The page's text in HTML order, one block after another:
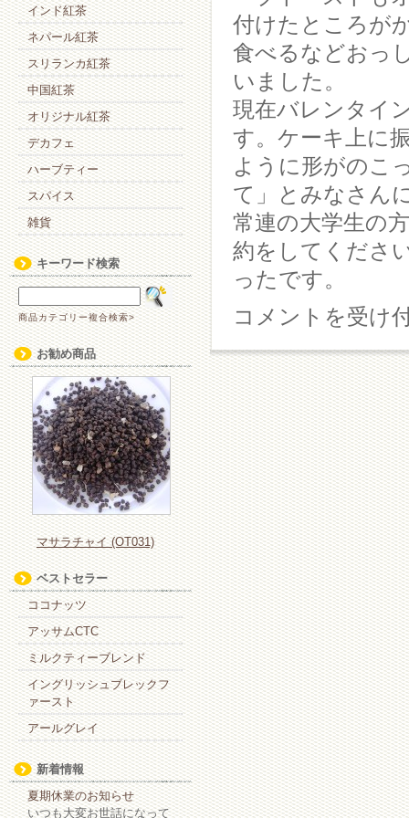
インド紅茶
ネパール紅茶
スリランカ紅茶
中国紅茶
オリジナル紅茶
デカフェ
ハーブティー
スパイス
雑貨
キーワード検索
商品カテゴリー複合検索>
お勧め商品
マサラチャイ (OT031)
ベストセラー
ココナッツ
アッサムCTC
ミルクティーブレンド
イングリッシュブレックフ
ァースト
アールグレイ
新着情報
夏期休業のお知らせ
いつも大変お世話になって
付けたところが
食べるなどおっ
いました。
現在バレンタイ
す。ケーキ上に
ように形がのこ
て」とみなさん
常連の大学生の
約をしてくださ
ったです。
雪
も
ら
つ
く
は
コメントを受け